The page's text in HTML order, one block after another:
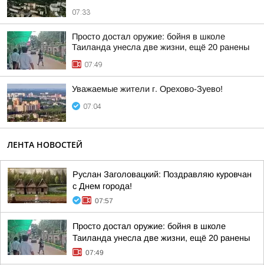
07:33
Просто достал оружие: бойня в школе
Таиланда унесла две жизни, ещё 20 ранены
07:49
Уважаемые жители г. Орехово-Зуево!
07:04
ЛЕНТА НОВОСТЕЙ
Руслан Заголовацкий: Поздравляю куровчан
с Днем города!
07:57
Просто достал оружие: бойня в школе
Таиланда унесла две жизни, ещё 20 ранены
07:49